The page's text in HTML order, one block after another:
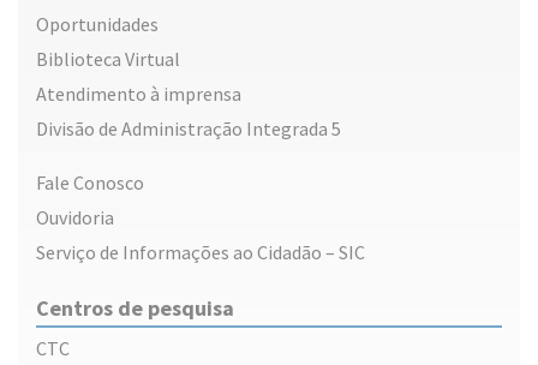
Oportunidades
Biblioteca Virtual
Atendimento à imprensa
Divisão de Administração Integrada 5
Fale Conosco
Ouvidoria
Serviço de Informações ao Cidadão – SIC
Centros de pesquisa
CTC